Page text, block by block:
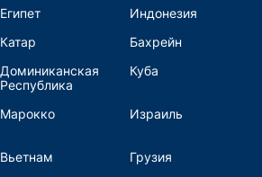
Египет
Индонезия
Катар
Бахрейн
Доминиканская
Республика
Куба
Марокко Израиль
Вьетнам
Грузия